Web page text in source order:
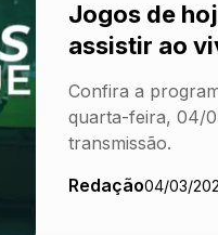
Jogos de
assistir ao
Confira a
quarta-feira, 04/
transmissão.
Redação04/03/